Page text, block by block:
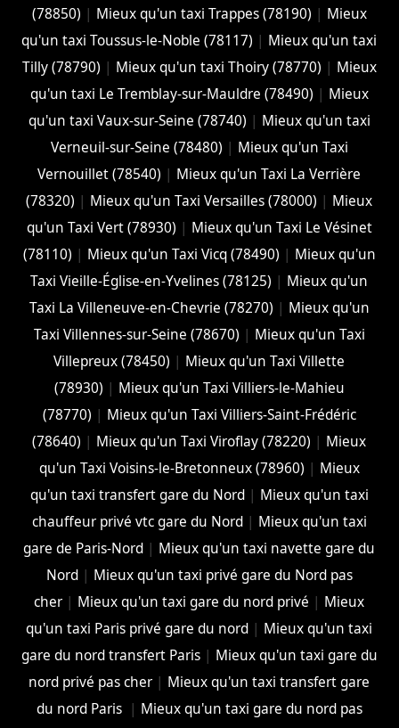
(78850) | Mieux qu'un taxi Trappes (78190) | Mieux
qu'un taxi Toussus-le-Noble (78117) | Mieux qu'un taxi
Tilly (78790) | Mieux qu'un taxi Thoiry (78770) | Mieux
qu'un taxi Le Tremblay-sur-Mauldre (78490) | Mieux
qu'un taxi Vaux-sur-Seine (78740) | Mieux qu'un taxi
Verneuil-sur-Seine (78480) | Mieux qu'un Taxi
Vernouillet (78540) | Mieux qu'un Taxi La Verrière
(78320) | Mieux qu'un Taxi Versailles (78000) | Mieux
qu'un Taxi Vert (78930) | Mieux qu'un Taxi Le Vésinet
(78110) | Mieux qu'un Taxi Vicq (78490) | Mieux qu'un
Taxi Vieille-Église-en-Yvelines (78125) | Mieux qu'un
Taxi La Villeneuve-en-Chevrie (78270) | Mieux qu'un
Taxi Villennes-sur-Seine (78670) | Mieux qu'un Taxi
Villepreux (78450) | Mieux qu'un Taxi Villette
(78930) | Mieux qu'un Taxi Villiers-le-Mahieu
(78770) | Mieux qu'un Taxi Villiers-Saint-Frédéric
(78640) | Mieux qu'un Taxi Viroflay (78220) | Mieux
qu'un Taxi Voisins-le-Bretonneux (78960) | Mieux
qu'un taxi transfert gare du Nord| Mieux qu'un taxi
chauffeur privé vtc gare du Nord| Mieux qu'un taxi
gare de Paris-Nord | Mieux qu'un taxi navette gare du
Nord| Mieux qu'un taxi privé gare du Nord pas
cher | Mieux qu'un taxi gare du nord privé | Mieux
qu'un taxi Paris privé gare du nord | Mieux qu'un taxi
gare du nord transfert Paris| Mieux qu'un taxi gare du
nord privé pas cher | Mieux qu'un taxi transfert gare
du nord Paris | Mieux qu'un taxi gare du nord pas